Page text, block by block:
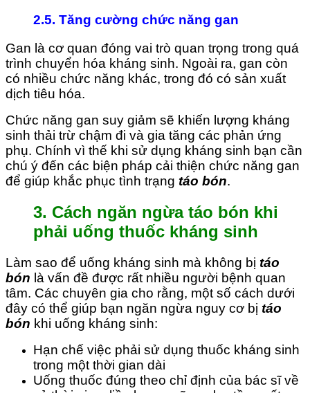
2.5. Tăng cường chức năng gan
Gan là cơ quan đóng vai trò quan trọng trong quá
trình chuyển hóa kháng sinh. Ngoài ra, gan còn
có nhiều chức năng khác, trong đó có sản xuất
dịch tiêu hóa.
Chức năng gan suy giảm sẽ khiến lượng kháng
sinh thải trừ chậm đi và gia tăng các phản ứng
phụ. Chính vì thế khi sử dụng kháng sinh bạn cần
chú ý đến các biện pháp cải thiện chức năng gan
để giúp khắc phục tình trạng táo bón.
3. Cách ngăn ngừa táo bón khi
phải uống thuốc kháng sinh
Làm sao để uống kháng sinh mà không bị táo
bón là vấn đề được rất nhiều người bệnh quan
tâm. Các chuyên gia cho rằng, một số cách dưới
đây có thể giúp bạn ngăn ngừa nguy cơ bị táo
bón khi uống kháng sinh:
Hạn chế việc phải sử dụng thuốc kháng sinh
trong một thời gian dài
Uống thuốc đúng theo chỉ định của bác sĩ về